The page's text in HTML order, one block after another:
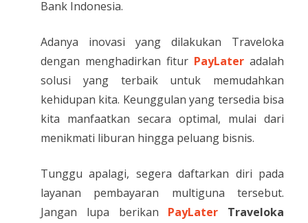
Bank Indonesia.
Adanya inovasi yang dilakukan Traveloka
dengan menghadirkan fitur PayLater adalah
solusi yang terbaik untuk memudahkan
kehidupan kita. Keunggulan yang tersedia bisa
kita manfaatkan secara optimal, mulai dari
menikmati liburan hingga peluang bisnis.
Tunggu apalagi, segera daftarkan diri pada
layanan pembayaran multiguna tersebut.
Jangan lupa berikan PayLater Traveloka